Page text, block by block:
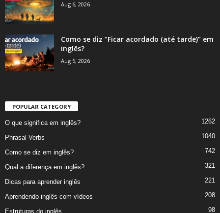
Aug 6, 2026
Como se diz “Ficar acordado (até tarde)” em
inglês?
Aug 5, 2026
POPULAR CATEGORY
O que significa em inglês? 1262
Phrasal Verbs 1040
Como se diz em inglês? 742
Qual a diferença em inglês? 321
Dicas para aprender inglês 221
Aprendendo inglês com vídeos 208
Estruturas do inglês 98